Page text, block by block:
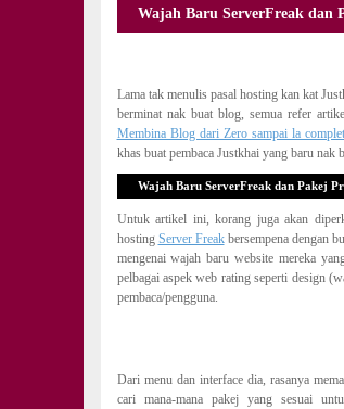
Wajah Baru ServerFreak dan
Lama tak menulis pasal hosting kan kat
berminat nak buat blog, semua refer
Membina Blog dari Zero sampai la
khas buat pembaca Justkhai yang baru
Wajah Baru ServerFreak dan Pakej
Untuk artikel ini, korang juga akan
hosting Server Freakbersempena dengan
mengenai wajah baru website mereka
pelbagai aspek web rating seperti design
pembaca/pengguna.
Dari menu dan interface dia, rasanya
cari mana-mana pakej yang sesuai